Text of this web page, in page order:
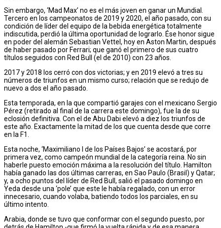
Sin embargo, ‘Mad Max’ no es el más joven en ganar un Mundial.
Tercero en los campeonatos de 2019 y 2020, el año pasado, con su
condición de líder del equipo de la bebida energética totalmente
indiscutida, perdió la última oportunidad de lograrlo. Ése honor sigue
en poder del alemán Sebastian Vettel, hoy en Aston Martin, después
de haber pasado por Ferrari; que ganó el primero de sus cuatro
títulos seguidos con Red Bull (el de 2010) con 23 años.
2017 y 2018 los cerró con dos victorias; y en 2019 elevó a tres su
números de triunfos en un mismo curso; relación que se redujo de
nuevo a dos el año pasado.
Esta temporada, en la que compartió garajes con el mexicano Sergio
Pérez (retirado al final de la carrera este domingo), fue la de su
eclosión definitiva. Con el de Abu Dabi elevó a diez los triunfos de
este año. Exactamente la mitad de los que cuenta desde que corre
en la F1.
Esta noche, ‘Maximiliano I de los Países Bajos’ se acostará, por
primera vez, como campeón mundial de la categoría reina. No sin
haberle puesto emoción máxima a la resolución del título. Hamilton
había ganado las dos últimas carreras, en Sao Paulo (Brasil) y Qatar;
y, a ocho puntos del líder de Red Bull, salió el pasado domingo en
Yeda desde una ‘pole’ que este le había regalado, con un error
innecesario, cuando volaba, batiendo todos los parciales, en su
último intento.
Arabia, donde se tuvo que conformar con el segundo puesto, por